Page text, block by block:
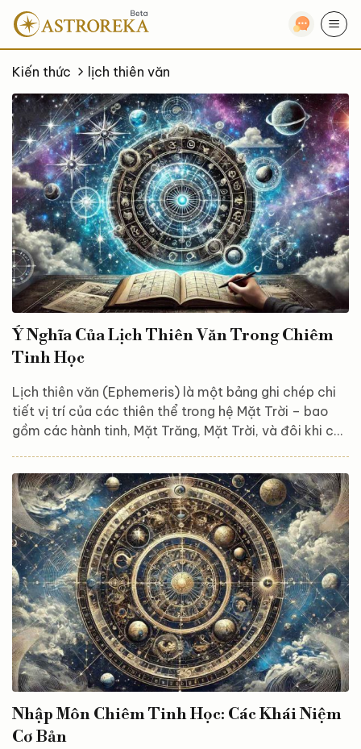
qua
nội
dungKiến thức lịch thiên văn
Ý Nghĩa Của Lịch Thiên Văn Trong Chiêm
Tinh Học
Lịch thiên văn (Ephemeris) là một bảng ghi chép chi
tiết vị trí của các thiên thể trong hệ Mặt Trời – bao
gồm các hành tinh, Mặt Trăng, Mặt Trời, và đôi khi cả
thiếu để tính toán và phân tích bản đồ sao cá nhân, từ
đó dự đoán xu hướng và sự kiện trong cuộc sống. Đây
là công cụ để theo dõi cách mà các yếu tố thiên văn
thay đổi qua các...
Nhập Môn Chiêm Tinh Học: Các Khái Niệm
Cơ Bản